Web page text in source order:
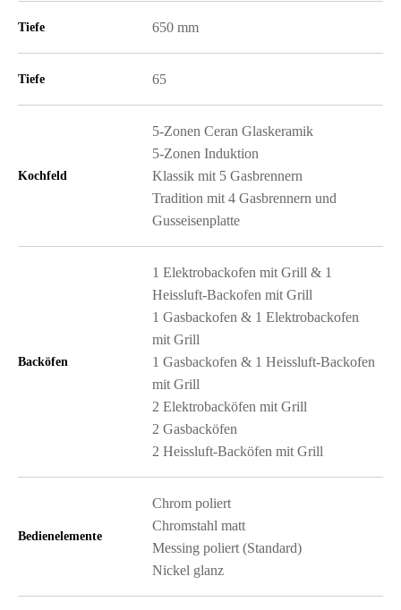
Tiefe 650 mm
Tiefe 65
Kochfeld
5-Zonen Ceran Glaskeramik
5-Zonen Induktion
Klassik mit 5 Gasbrennern
Tradition mit 4 Gasbrennern und
Gusseisenplatte
Backöfen
1 Elektrobackofen mit Grill & 1
Heissluft-Backofen mit Grill
1 Gasbackofen & 1 Elektrobackofen
mit Grill
1 Gasbackofen & 1 Heissluft-Backofen
mit Grill
2 Elektrobacköfen mit Grill
2 Gasbacköfen
2 Heissluft-Backöfen mit Grill
Bedienelemente
Chrom poliert
Chromstahl matt
Messing poliert (Standard)
Nickel glanz